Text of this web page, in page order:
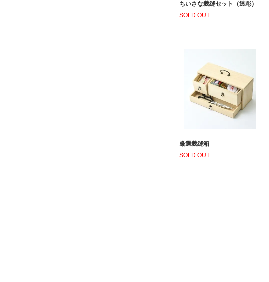
ちいさな裁縫セット（透彫）
SOLD OUT
厳選裁縫箱
SOLD OUT